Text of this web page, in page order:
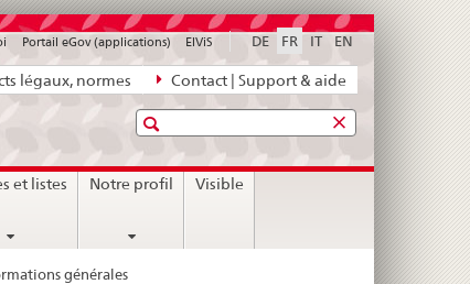
légaux, normes Contact | Support & aide
DE FR IT EN
Portail eGov (applications) ElViS
Recherche
et listes Notre profil Visible
générales